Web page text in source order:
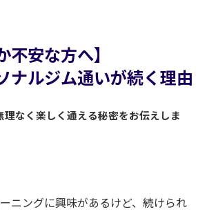
不安な方へ】
ナルジム通いが続く理由
なく楽しく通える秘密をお伝えしま
ニングに興味があるけど、続けられ